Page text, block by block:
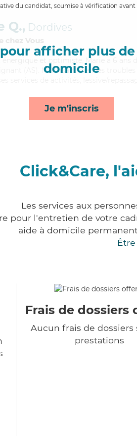
du candidat, soumise à vérification
afficher plus de
domicile
Je m'inscris
Q., Dordives
chez Vous
, énergique et optimiste, Marie a 6 ans
(AS). Maitrisant bien les
Click&Care,
Les services aux
pour l'entretien de votre
aide à domicile
Frais de dossiers
Aucun frais de dossiers
prestations